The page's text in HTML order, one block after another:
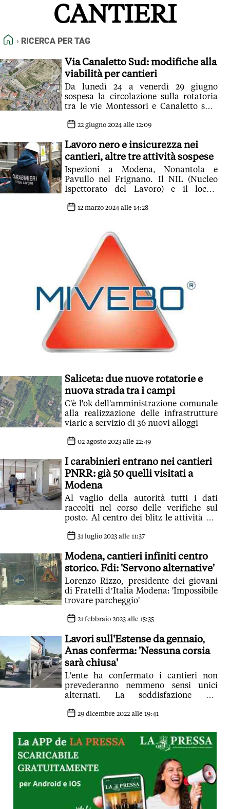
FEED RSS
NORMATIVE DEONTOLOGICHE
TERMINI e CONDIZIONI
CANTIERI
HOME
RICERCA PER TAG
Via Canaletto Sud: modifiche alla
viabilità per cantieri
Da lunedì 24 a venerdì 29 giugno
sospesa la circolazione sulla rotatoria
tra le vie Montessori e Canaletto sud,
Gorrieri. Le modifiche alla circolazione
22 giugno 2024 alle 12:09
Lavoro nero e insicurezza nei
cantieri, altre tre attività sospese
Ispezioni a Modena, Nonantola e
Pavullo nel Frignano. Il NIL (Nucleo
Ispettorato del Lavoro) e il locale
7 ditte risultate non conformi e 7
12 marzo 2024 alle 14:28
Saliceta: due nuove rotatorie e
nuova strada tra i campi
C'è l'ok dell'amministrazione comunale
alla realizzazione delle infrastrutture
viarie a servizio di 36 nuovi alloggi
02 agosto 2023 alle 22:49
I carabinieri entrano nei cantieri
PNRR: già 50 quelli visitati a
Modena
Al vaglio della autorità tutti i dati
raccolti nel corso delle verifiche sul
posto. Al centro dei blitz le attività nei
campo edile
31 luglio 2023 alle 11:37
Modena, cantieri infiniti centro
storico. Fdi: 'Servono alternative'
Lorenzo Rizzo, presidente dei giovani
di Fratelli d’Italia Modena: 'Impossibile
trovare parcheggio'
21 febbraio 2023 alle 15:35
Lavori sull'Estense da gennaio,
Anas conferma: 'Nessuna corsia
sarà chiusa'
L'ente ha confermato i cantieri non
prevederanno nemmeno sensi unici
alternati. La soddisfazione del
'Attraverso un confronto istituzionale,
29 dicembre 2022 alle 19:41